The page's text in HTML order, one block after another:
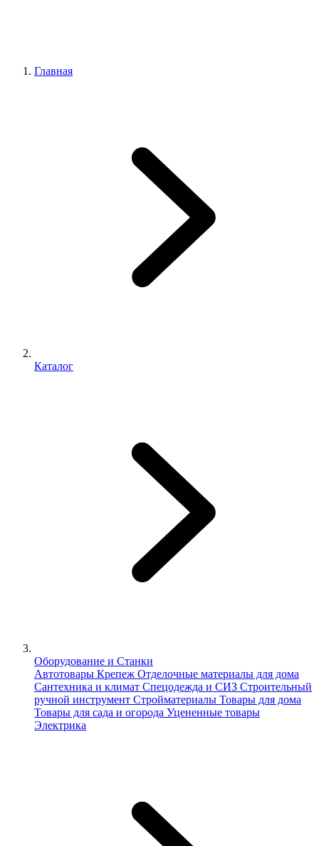
Главная
Каталог
Оборудование и Станки
Автотовары Крепеж Отделочные материалы для дома
Сантехника и климат Спецодежда и СИЗ Строительный
ручной инструмент Стройматериалы Товары для дома
Товары для сада и огорода Уцененные товары
Электрика